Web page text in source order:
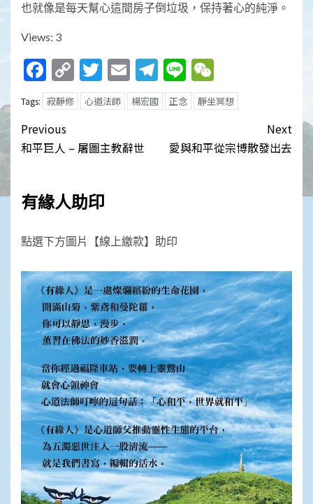
也就像是每天幫心這間房子倒垃圾，保持著心的純淨。
Views: 3
Facebook
Copy
Link
Twitter
EmailTelegram
Line
Tags: 寂靜修 心道法師 楊宏國 正念 靜坐冥想
Post
navigation
Previous
和平巨人 – 屠圖主教辭世
Next
愛與和平從宗博散發出去
有緣人助印
點選下方圖片【線上繳款】助印